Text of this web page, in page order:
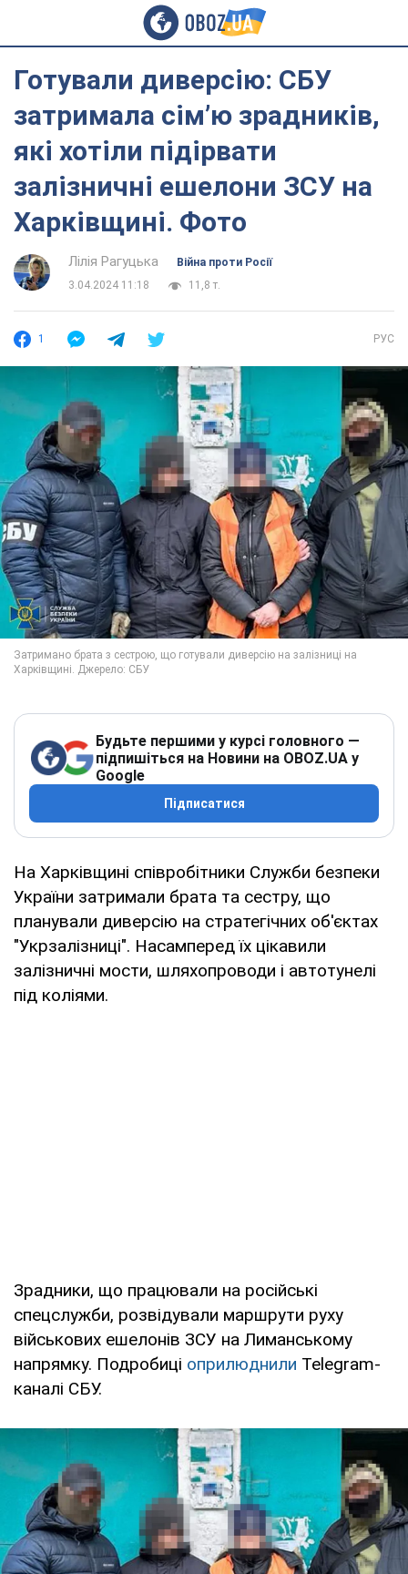
Готували диверсію: СБУ
затримала сім’ю зрадників,
які хотіли підірвати
залізничні ешелони ЗСУ на
Харківщині. Фото
Лілія Рагуцька
Війна проти Росії
3.04.2024 11:18
11,8 т.
1 РУС
Будьте першими у курсі головного —
підпишіться на Новини на OBOZ.UA у
Google
Підписатися
На Харківщині співробітники Служби безпеки
України затримали брата та сестру, що
планували диверсію на стратегічних об'єктах
"Укрзалізниці". Насамперед їх цікавили
залізничні мости, шляхопроводи і автотунелі
під коліями.
Зрадники, що працювали на російські
спецслужби, розвідували маршрути руху
військових ешелонів ЗСУ на Лиманському
напрямку. Подробиці оприлюднили Telegram-
каналі СБУ.